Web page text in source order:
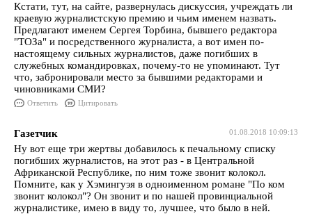
Кстати, тут, на сайте, развернулась дискуссия, учреждать ли
краевую журналистскую премию и чьим именем назвать.
Предлагают именем Сергея Торбина, бывшего редактора
"ТОЗа" и посредственного журналиста, а вот имен по-
настоящему сильных журналистов, даже погибших в
служебных командировках, почему-то не упоминают. Тут
что, забронировали место за бывшими редакторами и
чиновниками СМИ?
Ответить Цитировать
01.08.2018 10:09:13
Газетчик
Ну вот еще три жертвы добавилось к печальному списку
погибших журналистов, на этот раз - в Центральной
Африканской Республике, по ним тоже звонит колокол.
Помните, как у Хэмингуэя в одноименном романе "По ком
звонит колокол"? Он звонит и по нашей провинциальной
журналистике, имею в виду то, лучшее, что было в ней.